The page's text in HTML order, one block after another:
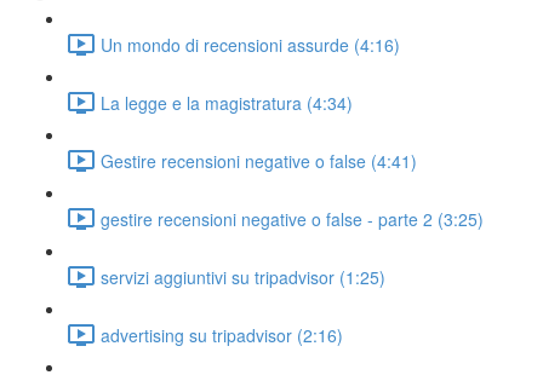
Un mondo di recensioni assurde (4:16)
La legge e la magistratura (4:34)
Gestire recensioni negative o false (4:41)
gestire recensioni negative o false - parte 2 (3:25)
servizi aggiuntivi su tripadvisor (1:25)
advertising su tripadvisor (2:16)